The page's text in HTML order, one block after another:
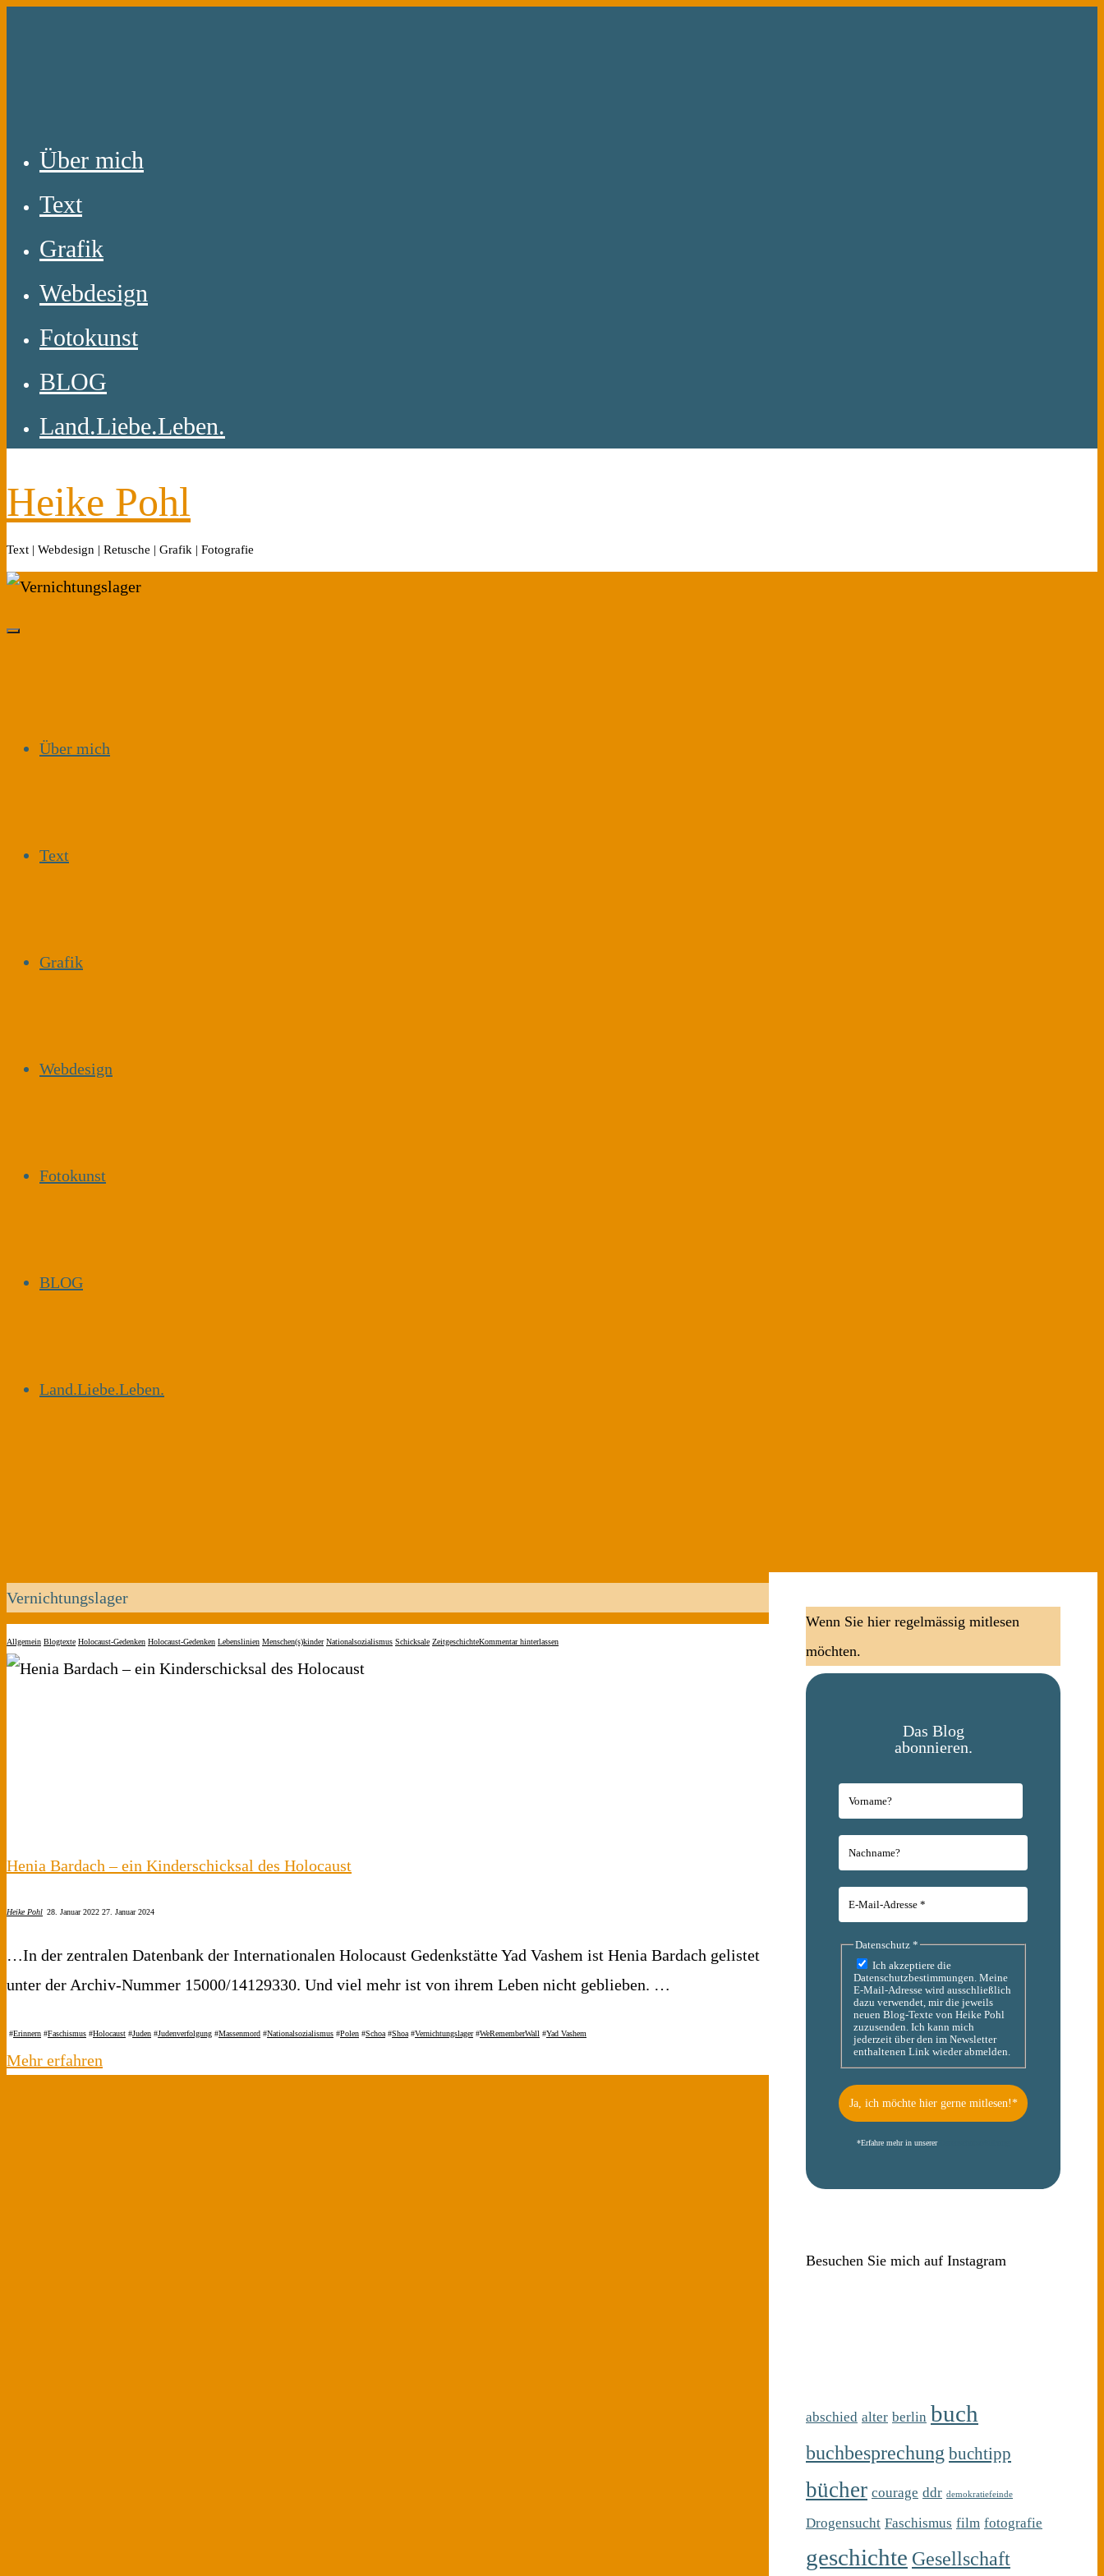
Über mich
Text
Grafik
Webdesign
Fotokunst
BLOG
Land.Liebe.Leben.
Heike Pohl
Text | Webdesign | Retusche | Grafik | Fotografie
Über mich
Text
Grafik
Webdesign
Fotokunst
BLOG
Land.Liebe.Leben.
Vernichtungslager
Allgemein Blogtexte Holocaust-Gedenken Holocaust-Gedenken Lebenslinien Menschen(s)kinder Nationalsozialismus Schicksale ZeitgeschichteKommentar hinterlassen
Henia Bardach – ein Kinderschicksal des Holocaust
Heike Pohl 28. Januar 2022 27. Januar 2024
…In der zentralen Datenbank der Internationalen Holocaust Gedenkstätte Yad Vashem ist Henia Bardach gelistet
unter der Archiv-Nummer 15000/14129330. Und viel mehr ist von ihrem Leben nicht geblieben. …
#Erinnern #Faschismus #Holocaust #Juden #Judenverfolgung #Massenmord #Nationalsozialismus #Polen #Schoa #Shoa #Vernichtungslager #WeRememberWall #Yad Vashem
Mehr erfahren
Wenn Sie hier regelmässig mitlesen
möchten.
Das Blog
abonnieren.
Datenschutz *
Ich akzeptiere die
Datenschutzbestimmungen. Meine
E-Mail-Adresse wird ausschließlich
dazu verwendet, mir die jeweils
neuen Blog-Texte von Heike Pohl
zuzusenden. Ich kann mich
jederzeit über den im Newsletter
enthaltenen Link wieder abmelden.
*Erfahre mehr in unserer
Besuchen Sie mich auf Instagram
abschied alter berlin buch
buchbesprechung buchtipp
bücher courage ddr demokratiefeinde
Drogensucht Faschismus film fotografie
geschichte Gesellschaft